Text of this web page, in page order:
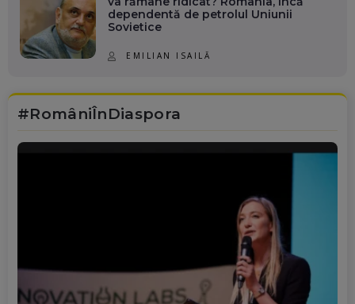
dependentă de petrolul Uniunii
Sovietice
EMILIAN ISAILĂ
#RomâniÎnDiaspora